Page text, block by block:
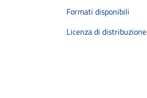
Formati disponibili
Licenza di distribuzione